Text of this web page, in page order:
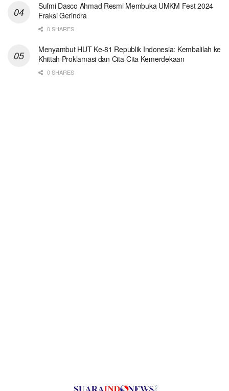
Sufmi Dasco Ahmad Resmi Membuka UMKM Fest 2024
Fraksi Gerindra
0 SHARES
Menyambut HUT Ke-81 Republik Indonesia: Kembalilah ke
Khittah Proklamasi dan Cita-Cita Kemerdekaan
0 SHARES